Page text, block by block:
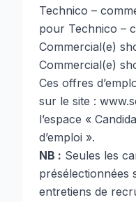
Technico –
pour Technico –
Commercial(e)
Commercial(e)
Ces offres
sur le site :
l’espace «
d’emploi ».
NB : Seules les
présélectionnées
entretiens de